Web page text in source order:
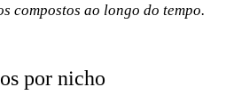
compostos ao longo do tempo.
por nicho